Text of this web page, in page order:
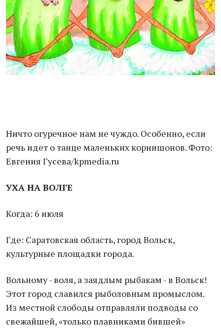
Ничто огуречное нам не чуждо. Особенно, если
речь идет о танце маленьких корнишонов. Фото:
Евгения Гусева/kpmedia.ru
УХА НА ВОЛГЕ
Когда: 6 июля
Где: Саратовская область, город Вольск,
культурные площадки города.
Вольному - воля, а заядлым рыбакам - в Вольск!
Этот город славился рыболовным промыслом.
Из местной слободы отправляли подводы со
свежайшей, «только плавниками бившей»